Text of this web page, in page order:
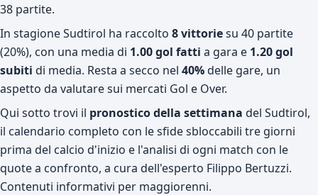
38 partite.
In stagione Sudtirol ha raccolto 8 vittoriesu 40 partite
(20%), con una media di 1.00 gol fatti a gara e 1.20 gol
subiti di media. Resta a secco nel 40%delle gare, un
aspetto da valutare sui mercati Gol e Over.
Qui sotto trovi il pronostico della settimana del Sudtirol,
il calendario completo con le sfide sbloccabili tre giorni
prima del calcio d'inizio e l'analisi di ogni match con le
quote a confronto, a cura dell'esperto Filippo Bertuzzi.
Contenuti informativi per maggiorenni.